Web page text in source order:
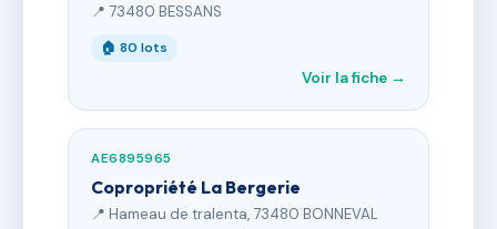
📍 73480 BESSANS
🏠 80 lots
Voir la fiche →
AE6895965
Copropriété La Bergerie
📍 Hameau de tralenta, 73480 BONNEVAL